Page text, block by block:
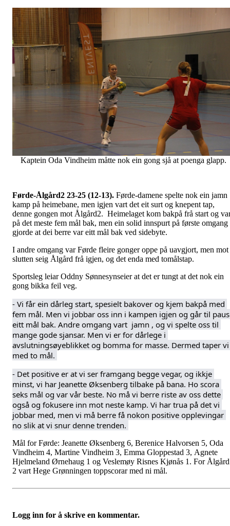
Kaptein Oda Vindheim måtte nok ein gong sjå at poenga glapp.
Førde-Ålgård2 23-25 (12-13). Førde-damene spelte nok ein jamn
kamp på heimebane, men igjen vart det eit surt og knepent tap,
denne gongen mot Ålgård2. Heimelaget kom bakpå frå start og
på det meste fem mål bak, men ein solid innspurt på første omgang
gjorde at dei berre var eitt mål bak ved sidebyte.
I andre omgang var Førde fleire gonger oppe på uavgjort, men mot
slutten seig Ålgård frå igjen, og det enda med tomålstap.
Sportsleg leiar Oddny Sønnesynseier at det er tungt at det nok ein
gong bikka feil veg.
- Vi får ein dårleg start, spesielt bakover og kjem bakpå med
fem mål. Men vi jobbar oss inn i kampen igjen og går til
eitt mål bak. Andre omgang vart  jamn , og vi spelte oss til
mange gode sjansar. Men vi er for dårlege i
avslutningsøyeblikket og bomma for masse. Dermed taper vi
med to mål.
- Det positive er at vi ser framgang begge vegar, og ikkje
minst, vi har Jeanette Øksenberg tilbake på bana. Ho scora
seks mål og var vår beste. No må vi berre riste av oss dette
også og fokusere inn mot neste kamp. Vi har trua på det vi
jobbar med, men vi må berre få nokon positive opplevingar
no slik at vi snur denne trenden.
Mål for Førde: Jeanette Øksenberg 6, Berenice Halvorsen 5, Oda
Vindheim 4, Martine Vindheim 3, Emma Gloppestad 3, Agnete
Hjelmeland Ørnehaug 1 og Veslemøy Risnes Kjønås 1. For Ålgård
2 vart Hege Grønningen toppscorar med ni mål.
Logg inn for å skrive en kommentar.